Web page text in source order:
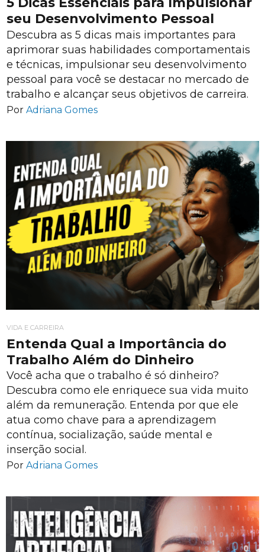
seu Desenvolvimento Pessoal
Descubra as 5 dicas mais importantes para
aprimorar suas habilidades comportamentais
e técnicas, impulsionar seu desenvolvimento
pessoal para você se destacar no mercado de
trabalho e alcançar seus objetivos de carreira.
Por Adriana Gomes
VIDA E CARREIRA
Entenda Qual a Importância do
Trabalho Além do Dinheiro
Você acha que o trabalho é só dinheiro?
Descubra como ele enriquece sua vida muito
além da remuneração. Entenda por que ele
atua como chave para a aprendizagem
contínua, socialização, saúde mental e
inserção social.
Por Adriana Gomes